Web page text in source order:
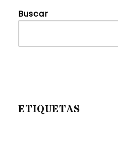
Buscar
ETIQUETAS